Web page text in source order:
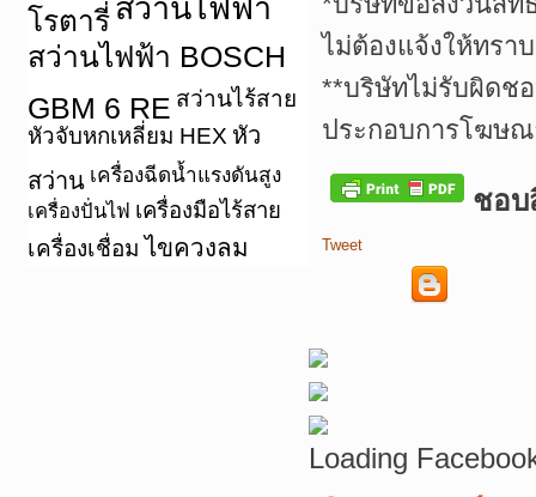
โรตารี่ สว่านไฟฟ้า
สว่านไฟฟ้า BOSCH
GBM 6 RE สว่านไร้สาย
หัวจับหกเหลี่ยม HEX หัว
สว่าน เครื่องฉีดน้ำแรงดันสูง
เครื่องปั่นไฟ เครื่องมือไร้สาย
เครื่องเชื่อม ไขควงลม
ไม่ต้องแจ้งให้ทรา
**บริษัทไม่รับผิดช
ประกอบการโฆษ
ชอบ
Tweet
Loading